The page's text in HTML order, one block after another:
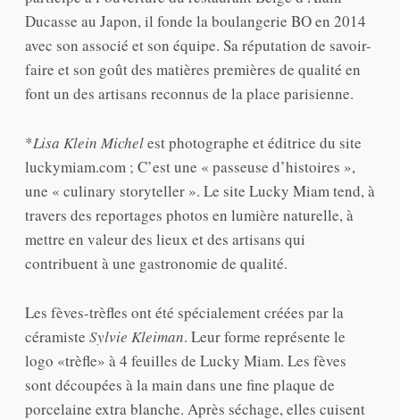
Ducasse au Japon, il fonde la boulangerie BO en 2014
avec son associé et son équipe. Sa réputation de savoir-
faire et son goût des matières premières de qualité en
font un des artisans reconnus de la place parisienne.
*Lisa Klein Michelest photographe et éditrice du site
luckymiam.com ; C’est une « passeuse d’histoires »,
une « culinary storyteller ». Le site Lucky Miam tend, à
travers des reportages photos en lumière naturelle, à
mettre en valeur des lieux et des artisans qui
contribuent à une gastronomie de qualité.
Les fèves-trèfles ont été spécialement créées par la
céramiste Sylvie Kleiman. Leur forme représente le
logo «trèfle» à 4 feuilles de Lucky Miam. Les fèves
sont découpées à la main dans une fine plaque de
porcelaine extra blanche. Après séchage, elles cuisent